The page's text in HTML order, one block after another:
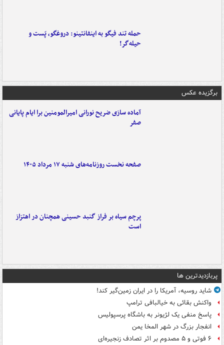
حمله تند فیگو به اینفانتینو: دروغگو، پَست‌ و
حیله‌گر!
برگزیده عکس
آماده سازی ضریح نورانی امیرالمومنین برا ایام پایانی
صفر
صفحه نخست روزنامه‌های شنبه ۱۷ مرداد ۱۴۰۵
پرچم سیاه بر فراز گنبد حسینی همچنان در اهتزاز
است
پربازدیدترین ها
شاید روسیه، آمریکا را در ایران زمین‌گیر کند!
واکنش بقائی به خیالبافی ترامپ
پاسخ منفی یک لژیونر به باشگاه پرسپولیس
انفجار بزرگ در شهر المخا یمن
۶ فوتی و ۵ مصدوم بر اثر تصادف زنجیره‌ای